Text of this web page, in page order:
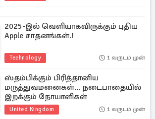
2025-இல் வெளியாகவிருக்கும் புதிய
Apple சாதனங்கள்.!
Technology 1 வருடம் முன்
ஸ்தம்பிக்கும் பிரித்தானிய
மருத்துவமனைகள்... நடைபாதையில்
இறக்கும் நோயாளிகள்
United Kingdom 1 வருடம் முன்